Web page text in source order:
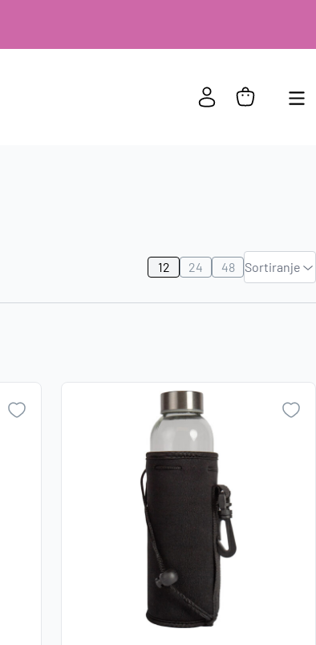
Zaboravili ste lozinku?
12 24 48 Sortiranje
Zadano
Najviša
Naziv Z-